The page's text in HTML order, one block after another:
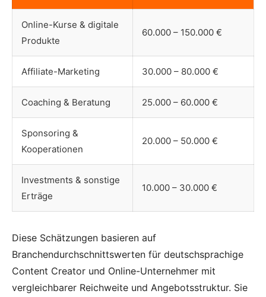
Online-Kurse & digitale
Produkte
60.000 – 150.000 €
Affiliate-Marketing 30.000 – 80.000 €
Coaching & Beratung 25.000 – 60.000 €
Sponsoring &
Kooperationen
20.000 – 50.000 €
Investments & sonstige
Erträge
10.000 – 30.000 €
Diese Schätzungen basieren auf
Branchendurchschnittswerten für deutschsprachige
Content Creator und Online-Unternehmer mit
vergleichbarer Reichweite und Angebotsstruktur. Sie